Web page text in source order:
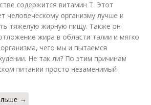
содержится витамин Т. Этот
человеческому организму лучше и
тяжелую жирную пищу. Также он
жира в области талии и мягко
чего мы и пытаемся
Не так ли? По этим причинам
питании просто незаменимый
→